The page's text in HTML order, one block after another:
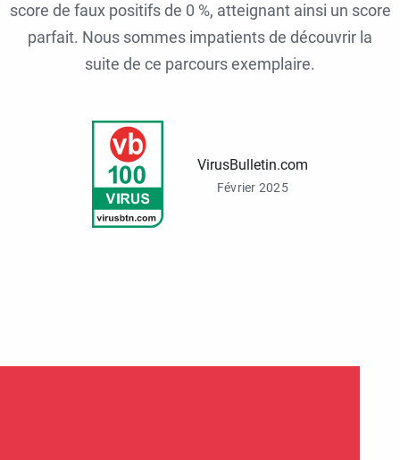
score de faux positifs de 0 %, atteignant ainsi un score
parfait. Nous sommes impatients de découvrir la
suite de ce parcours exemplaire.
VirusBulletin.com
Février 2025